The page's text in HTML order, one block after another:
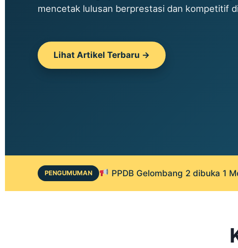
mencetak lulusan berprestasi dan kompetitif
Lihat Artikel Terbaru →
PENGUMUMAN PPDB Gelombang 2 dibuka 1